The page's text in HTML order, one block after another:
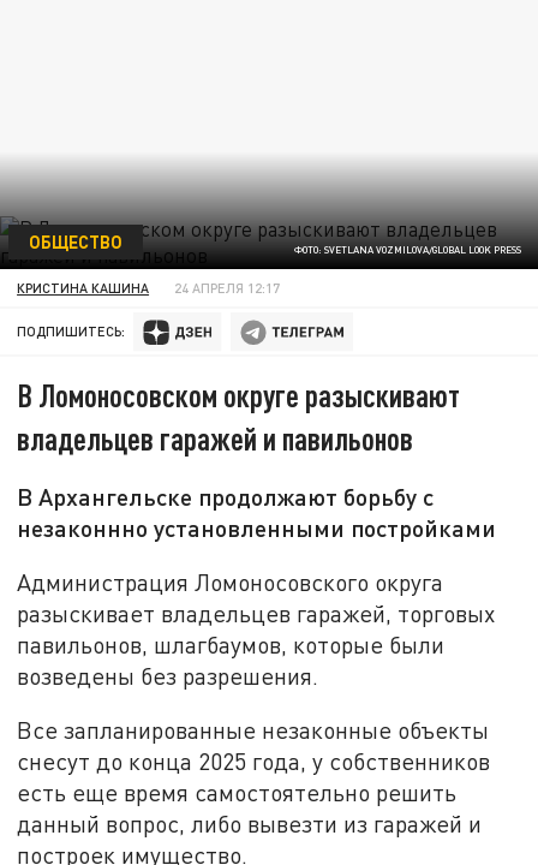
ФОТО: SVETLANA VOZMILOVA/GLOBAL LOOK PRESS
ОБЩЕСТВО
КРИСТИНА КАШИНА 24 АПРЕЛЯ 12:17
ПОДПИШИТЕСЬ:
В Ломоносовском округе разыскивают
владельцев гаражей и павильонов
В Архангельске продолжают борьбу с
незаконнно установленными постройками
Администрация Ломоносовского округа
разыскивает владельцев гаражей, торговых
павильонов, шлагбаумов, которые были
возведены без разрешения.
Все запланированные незаконные объекты
снесут до конца 2025 года, у собственников
есть еще время самостоятельно решить
данный вопрос, либо вывезти из гаражей и
построек имущество.